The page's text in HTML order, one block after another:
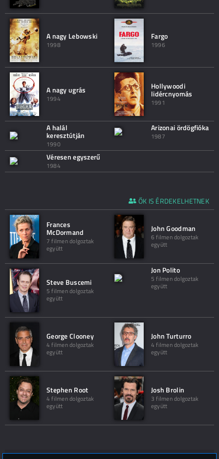
A nagy Lebowski
1998
Fargo
1996
A nagy ugrás
1994
Hollywoodi
lidércnyomás
1991
A halál
keresztútján
1990
Arizonai ördögfióka
1987
Véresen egyszerű
1984
ŐK IS ÉRDEKELHETNEK
Frances
McDormand
7 filmen dolgoztak
együtt
John Goodman
6 filmen dolgoztak
együtt
Steve Buscemi
5 filmen dolgoztak
együtt
Jon Polito
5 filmen dolgoztak
együtt
George Clooney
4 filmen dolgoztak
együtt
John Turturro
4 filmen dolgoztak
együtt
Stephen Root
4 filmen dolgoztak
együtt
Josh Brolin
3 filmen dolgoztak
együtt